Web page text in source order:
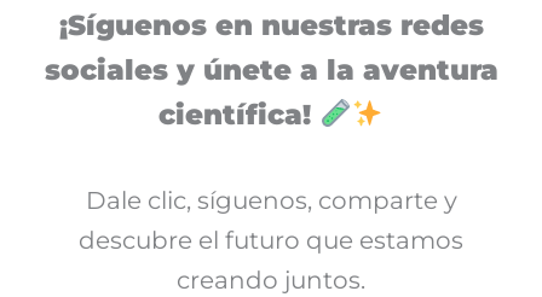
¡Síguenos en nuestras redes
sociales y únete a la aventura
científica!
Dale clic, síguenos, comparte y
descubre el futuro que estamos
creando juntos.